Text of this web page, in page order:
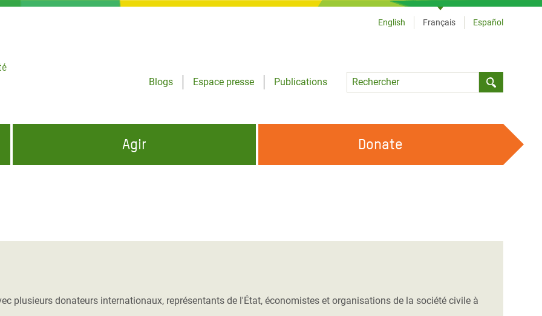
Blogs
Espace presse
Publications
Language
English Français Español
en Afrique de
Agir Donate
plusieurs donateurs internationaux, représentants de l'État, économistes et organisations de la société civile à